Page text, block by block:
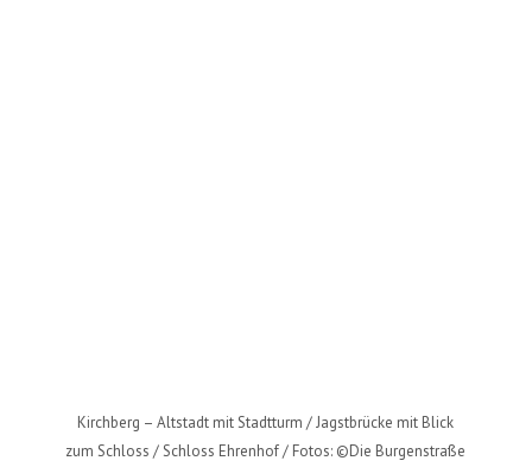
Kirchberg – Altstadt mit Stadtturm / Jagstbrücke mit Blick
zum Schloss / Schloss Ehrenhof / Fotos: ©Die Burgenstraße